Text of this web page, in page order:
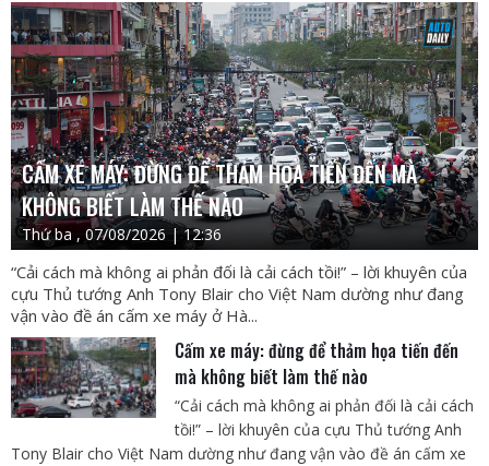
CẤM XE MÁY: ĐỪNG ĐỂ THẢM HỌA TIẾN ĐẾN MÀ
KHÔNG BIẾT LÀM THẾ NÀO
Thứ ba , 07/08/2026 | 12:36
“Cải cách mà không ai phản đối là cải cách tồi!” – lời khuyên của
cựu Thủ tướng Anh Tony Blair cho Việt Nam dường như đang
vận vào đề án cấm xe máy ở Hà...
Cấm xe máy: đừng để thảm họa tiến đến
mà không biết làm thế nào
“Cải cách mà không ai phản đối là cải cách
tồi!” – lời khuyên của cựu Thủ tướng Anh
Tony Blair cho Việt Nam dường như đang vận vào đề án cấm xe